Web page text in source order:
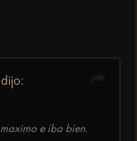
dijo:
e iba bien.